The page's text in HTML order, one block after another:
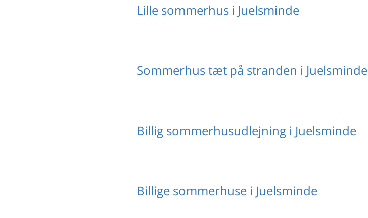
Lille sommerhus i Juelsminde
Sommerhus tæt på stranden i Juelsminde
Billig sommerhusudlejning i Juelsminde
Billige sommerhuse i Juelsminde